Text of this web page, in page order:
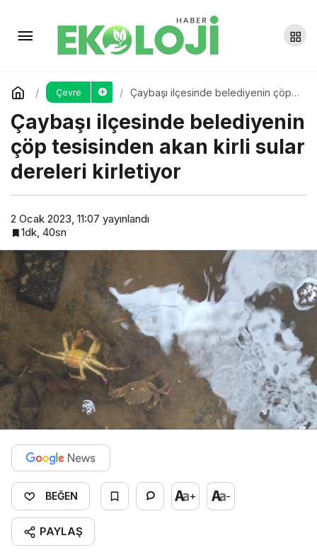
Çevre
Çaybaşı ilçesinde belediyenin çöp
kirletiyor
Çaybaşı ilçesinde belediyenin
çöp tesisinden akan kirli sular
dereleri kirletiyor
2 Ocak 2023, 11:07 yayınlandı
1dk, 40sn
BEĞEN + -
PAYLAŞ
Siirt’te ücretsiz fidan dağıtımı
yapıldıYorum Yap Paylaş